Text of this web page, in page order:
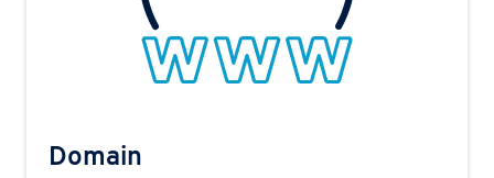
Domain